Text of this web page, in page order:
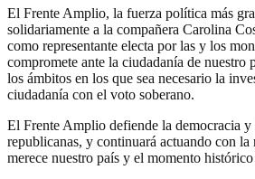
El Frente Amplio, la fuerza política más
solidariamente a la compañera Carolina
como representante electa por las y los
compromete ante la ciudadanía de nuestro
los ámbitos en los que sea necesario la
ciudadanía con el voto soberano.
El Frente Amplio defiende la democracia y
republicanas, y continuará actuando con la
merece nuestro país y el momento